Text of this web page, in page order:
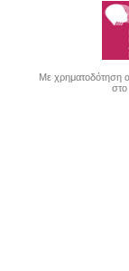
Με χρηματοδότηση